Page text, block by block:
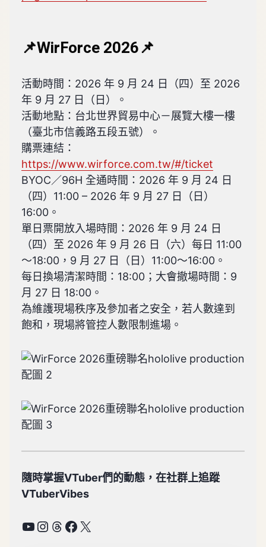
📌WirForce 2026📌
活動時間：2026 年 9 月 24 日（四）至 2026
年 9 月 27 日（日）。
活動地點：台北世界貿易中心－展覽大樓一樓
（臺北市信義路五段五號）。
購票連結：
https://www.wirforce.com.tw/#/ticket
BYOC／96H 全通時間：2026 年 9 月 24 日
（四）11:00 – 2026 年 9 月 27 日（日）
16:00。
單日票開放入場時間：2026 年 9 月 24 日
（四）至 2026 年 9 月 26 日（六）每日 11:00
～18:00，9 月 27 日（日）11:00～16:00。
每日換場清潔時間：18:00；大會撤場時間：9
月 27 日 18:00。
為維護現場秩序及參加者之安全，若人數達到
飽和，現場將管控人數限制進場。
隨時掌握VTuber們的動態，在社群上追蹤
VTuberVibes
YouTube
Instagram
Threads
Facebook
X